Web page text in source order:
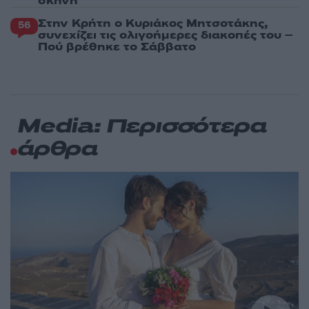
56 Στην Κρήτη ο Κυριάκος Μητσοτάκης,
συνεχίζει τις ολιγοήμερες διακοπές του –
Πού βρέθηκε το Σάββατο
Media: Περισσότερα
άρθρα